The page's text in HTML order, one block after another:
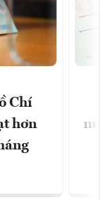
Chí
hơn